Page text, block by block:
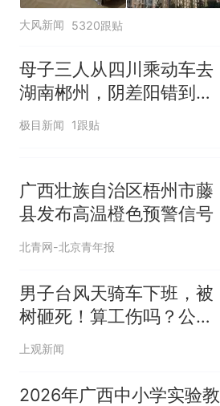
大风新闻 5320跟贴
母子三人从四川乘动车去
湖南郴州，阴差阳错到了
陕西彬州，当事人：买票
极目新闻 1跟贴
广西壮族自治区梧州市藤
县发布高温橙色预警信号
北青网-北京青年报
男子台风天骑车下班，被
树砸死！算工伤吗？公
司：台风刮的与我无关！
上观新闻
2026年广西中小学实验教